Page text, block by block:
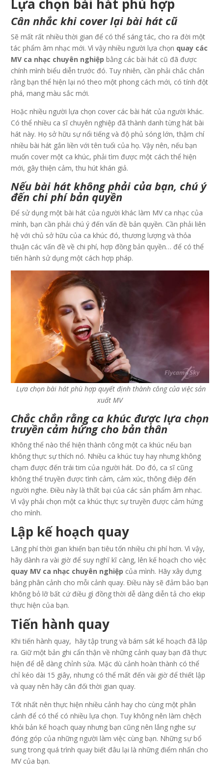
Lựa chọn bài hát phù hợp
Cân nhắc khi cover lại bài hát cũ
Sẽ mất rất nhiều thời gian để có thể sáng tác, cho ra đời một
tác phẩm âm nhạc mới. Vì vậy nhiều người lựa chọn quay các
MV ca nhạc chuyên nghiệp bằng các bài hát cũ đã được
chính mình biểu diễn trước đó. Tuy nhiên, cần phải chắc chắn
rằng bạn thể hiện lại nó theo một phong cách mới, có tính đột
phá, mang màu sắc mới.
Hoặc nhiều người lựa chọn cover các bài hát của người khác.
Có thể nhiều ca sĩ chuyên nghiệp đã thành danh từng hát bài
hát này. Họ sở hữu sự nổi tiếng và độ phủ sóng lớn, thậm chí
nhiều bài hát gắn liền với tên tuổi của họ. Vậy nên, nếu bạn
muốn cover một ca khúc, phải tìm được một cách thể hiện
mới, gây thiện cảm, thu hút khán giả.
Nếu bài hát không phải của bạn, chú ý
đến chi phí bản quyền
Để sử dụng một bài hát của người khác làm MV ca nhạc của
mình, bạn cần phải chú ý đến vấn đề bản quyền. Cần phải liên
hệ với chủ sở hữu của ca khúc đó, thương lượng và thỏa
thuận các vấn đề về chi phí, hợp đồng bản quyền… để có thể
tiến hành sử dụng một cách hợp pháp.
Lựa chọn bài hát phù hợp quyết định thành công của việc sản
xuất MV
Chắc chắn rằng ca khúc được lựa chọn
truyền cảm hứng cho bản thân
Không thể nào thể hiện thành công một ca khúc nếu bạn
không thực sự thích nó. Nhiều ca khúc tuy hay nhưng không
chạm được đến trái tim của người hát. Do đó, ca sĩ cũng
không thể truyền được tình cảm, cảm xúc, thông điệp đến
người nghe. Điều này là thất bại của các sản phẩm âm nhạc.
Vì vậy phải chọn một ca khúc thực sự truyền được cảm hứng
cho mình.
Lập kế hoạch quay
Lãng phí thời gian khiến bạn tiêu tốn nhiều chi phí hơn. Vì vậy,
hãy dành ra vài giờ để suy nghĩ kĩ càng, lên kế hoạch cho việc
quay MV ca nhạc chuyên nghiệp của mình. Hãy xây dựng
bảng phân cảnh cho mỗi cảnh quay. Điều này sẽ đảm bảo bạn
không bỏ lỡ bất cứ điều gì đồng thời dễ dàng diễn tả cho ekip
thực hiện của bạn.
Tiến hành quay
Khi tiến hành quay, hãy tập trung và bám sát kế hoạch đã lập
ra. Giữ một bản ghi cẩn thận về những cảnh quay bạn đã thực
hiện để dễ dàng chỉnh sửa. Mặc dù cảnh hoàn thành có thể
chỉ kéo dài 15 giây, nhưng có thể mất đến vài giờ để thiết lập
và quay nên hãy cân đối thời gian quay.
Tốt nhất nên thực hiện nhiều cảnh hay cho cùng một phân
cảnh để có thể có nhiều lựa chọn. Tuy không nên làm chệch
khỏi bản kế hoạch quay nhưng bạn cũng nên lắng nghe sự
đóng góp của những người làm việc cùng bạn. Những sự bổ
sung trong quá trình quay biết đâu lại là những điểm nhấn cho
MV của bạn.